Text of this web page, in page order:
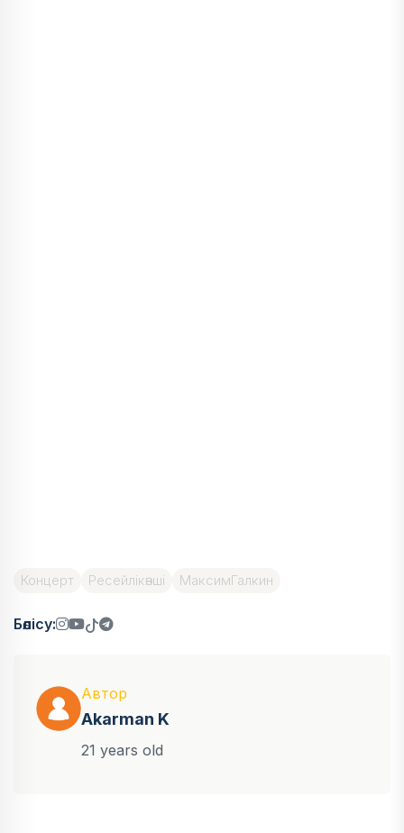
Концерт Ресейлікәнші МаксимГалкин
Бөлісу:
Автор
Akarman K
21 years old